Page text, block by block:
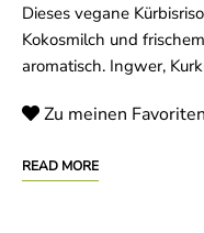
Dieses vegane
Kokosmilch und
aromatisch. Ingwer,
Zu meinen
READ MORE